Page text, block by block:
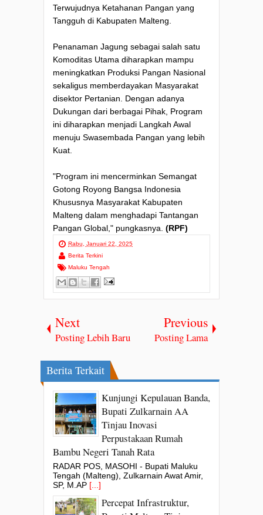
Terwujudnya Ketahanan Pangan yang
Tangguh di Kabupaten Malteng.
Penanaman Jagung sebagai salah satu
Komoditas Utama diharapkan mampu
meningkatkan Produksi Pangan Nasional
sekaligus memberdayakan Masyarakat
disektor Pertanian. Dengan adanya
Dukungan dari berbagai Pihak, Program
ini diharapkan menjadi Langkah Awal
menuju Swasembada Pangan yang lebih
Kuat.
"Program ini mencerminkan Semangat
Gotong Royong Bangsa Indonesia
Khususnya Masyarakat Kabupaten
Malteng dalam menghadapi Tantangan
Pangan Global," pungkasnya. (RPF)
Rabu, Januari 22, 2025
Berita Terkini
Maluku Tengah
Next
Posting Lebih Baru
Previous
Posting Lama
Berita Terkait
Kunjungi Kepulauan Banda,
Bupati Zulkarnain AA
Tinjau Inovasi
Perpustakaan Rumah
Bambu Negeri Tanah Rata
RADAR POS, MASOHI - Bupati Maluku
Tengah (Malteng), Zulkarnain Awat Amir,
SP, M.AP [...]
Percepat Infrastruktur,